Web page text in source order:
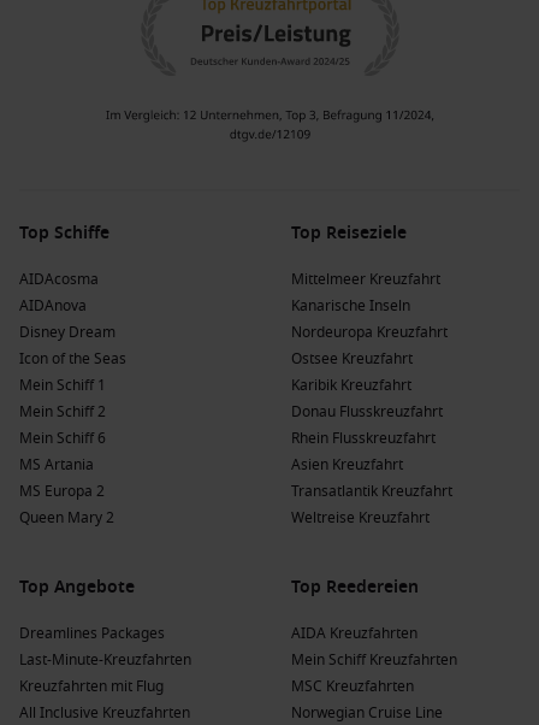
Top Schiffe
AIDAcosma
AIDAnova
Disney Dream
Icon of the Seas
Mein Schiff 1
Mein Schiff 2
Mein Schiff 6
MS Artania
MS Europa 2
Queen Mary 2
Top Reiseziele
Mittelmeer Kreuzfahrt
Kanarische Inseln
Nordeuropa Kreuzfahrt
Ostsee Kreuzfahrt
Karibik Kreuzfahrt
Donau Flusskreuzfahrt
Rhein Flusskreuzfahrt
Asien Kreuzfahrt
Transatlantik Kreuzfahrt
Weltreise Kreuzfahrt
Top Angebote
Dreamlines Packages
Last-Minute-Kreuzfahrten
Kreuzfahrten mit Flug
All Inclusive Kreuzfahrten
Top Reedereien
AIDA Kreuzfahrten
Mein Schiff Kreuzfahrten
MSC Kreuzfahrten
Norwegian Cruise Line